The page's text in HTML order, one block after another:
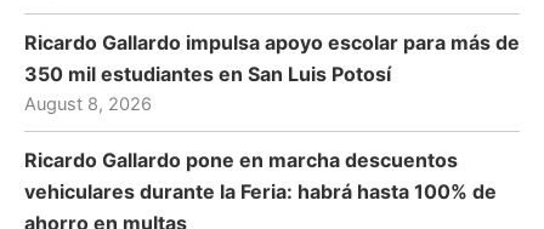
Ricardo Gallardo impulsa apoyo escolar para más de
350 mil estudiantes en San Luis Potosí
August 8, 2026
Ricardo Gallardo pone en marcha descuentos
vehiculares durante la Feria: habrá hasta 100% de
ahorro en multas